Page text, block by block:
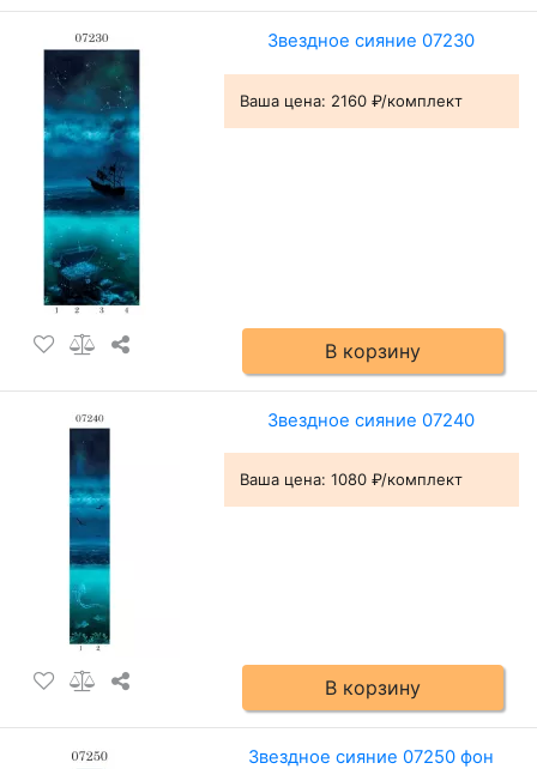
Звездное сияние 07230
Ваша цена: 2160 ₽/комплект
В корзину
Звездное сияние 07240
Ваша цена: 1080 ₽/комплект
В корзину
Звездное сияние 07250 фон